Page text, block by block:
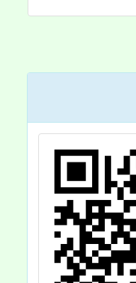
「轉大
特展，
校師生